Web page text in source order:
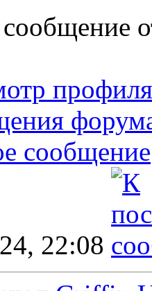
профиля
сообщение
22:08